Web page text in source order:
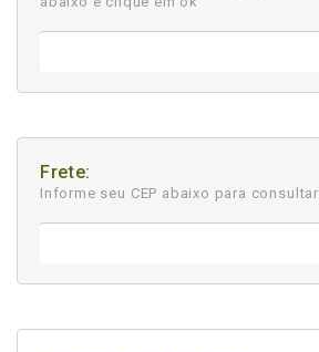
Frete:
Informe seu CEP abaixo para consultar